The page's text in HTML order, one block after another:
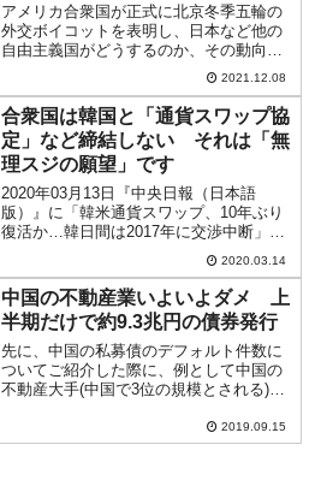
アメリカ合衆国が正式に北京冬季五輪の
外交ボイコットを表明し、日本など他の
自由主義国がどうするのか、その動向が
注視されています。そんな中、韓国は予
想どおりの行動を取るようです。韓国メ
ディア『NEWSIS』に、青瓦台・大統領
府高位関係者に取材し...
2021.12.08
合衆国は韓国と「通貨スワップ協
定」など締結しない それは「無
理スジの願望」です
2020年03月13日『中央日報（日本語
版）』に「韓米通貨スワップ、10年ぶり
復活か…韓日間は2017年に交渉中断」と
いう記事が出ました。ウォールストリー
トジャーナル(WSJ)は10日(現地時間)、
「米連邦準備制度理事会(FRB)の市場安
定...
2020.03.14
中国の不動産業いよいよダメ 上
半期だけで約9.3兆円の債券発行
先に、中国の私募債のデフォルト件数に
ついてご紹介した際に、例として中国の
不動産大手(中国で3位の規模とされる)
が、現在中国では多くのメディアで不動
産業者の行き詰まり感が報道されるよう
2019.09.15